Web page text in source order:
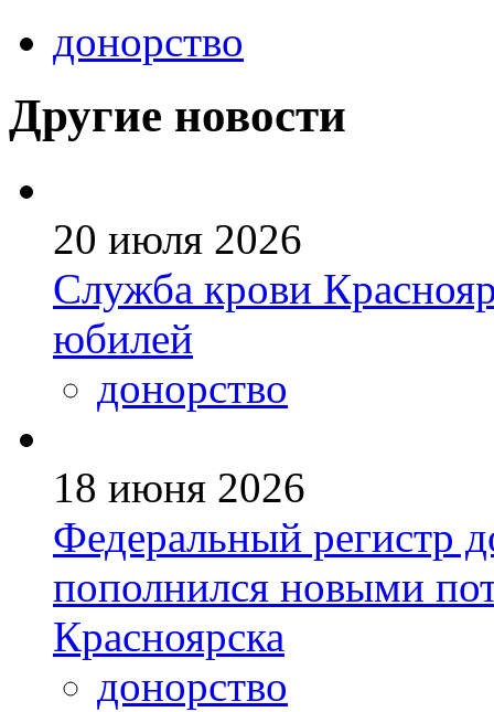
донорство
Другие новости
20 июля 2026
Служба крови
юбилей
донорство
18 июня 2026
Федеральный регистр
пополнился новыми
Красноярска
донорство